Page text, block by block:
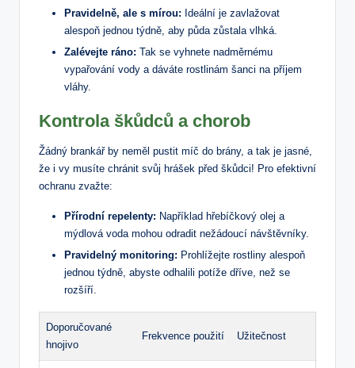
Pravidelně, ale s mírou: Ideální je zavlažovat
alespoň jednou týdně, aby půda zůstala vlhká.
Zalévejte ráno: Tak se vyhnete nadměrnému
vypařování vody a dáváte rostlinám šanci na příjem
vláhy.
Kontrola škůdců a chorob
Žádný brankář by neměl pustit míč do brány, a tak je jasné,
že i vy musíte chránit svůj hrášek před škůdci! Pro efektivní
ochranu zvažte:
Přírodní repelenty: Například hřebíčkový olej a
mýdlová voda mohou odradit nežádoucí návštěvníky.
Pravidelný monitoring: Prohlížejte rostliny alespoň
jednou týdně, abyste odhalili potíže dříve, než se
rozšíří.
Doporučované
hnojivo
Frekvence použití Užitečnost